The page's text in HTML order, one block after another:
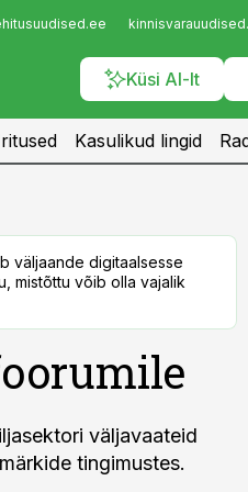
Küsi AI-lt
Kasulikud lingid
väljaande digitaalsesse
mistõttu võib olla vajalik
väljavaateid
tingimustes.